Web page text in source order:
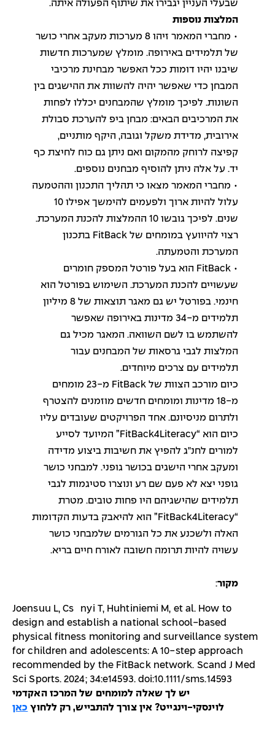
שבעלי העניין יגבירו את שיתוף הפעולה איתה.
המלצות נוספות
• מחברי המאמר זיהו 8 מערכות מעקב אחרי כושר
של תלמידים באירופה. מומלץ שמערכות חדשות
שיבנו יהיו דומות ככל האפשר מבחינת מרכיבי
המבחן כדי שאפשר יהיה להשוות את ההישגים בין
השונות. לפיכך מומלץ שהמבחנים יכללו לפחות
את המרכיבים הבאים: מבחן ביפ להערכת סבולת
אירובית, מדידת משקל וגובה, היקף מותניים,
קפיצה לרוחק מהמקום ואם ניתן גם כוח לחיצת כף
יד. על אלה ניתן להוסיף מבחנים נוספים.
• מחברי המאמר מצאו כי תהליך התכנון וההטמעה
עלול להיות ארוך ולפעמים להימשך אפילו 10
שנים. לפיכך גובשו 10 ההמלצות להכנת המערכת.
רצוי להיוועץ במומחים של FitBack בתכנון
המערכת והטמעתה.
• FitBack הוא בעל פורטל המספק חומרים
שעשויים להכנת המערכת. השימוש בפורטל הוא
חינמי. בפורטל יש גם מאגר תוצאות של 8 מיליון
תלמידים מ-34 מדינות באירופה שאפשר
להשתמש בו לשם השוואה. המאגר מכיל גם
המלצות לגבי גרסאות של המבחנים עבור
תלמידים עם צרכים מיוחדים.
כיום מורכב הצוות של FitBack מ-23 מומחים
מ-18 מדינות ומומחים חדשים מוזמנים להצטרף
ולתרום מניסיונם. אחד הפרויקטים שעובדים עליו
כיום הוא “FitBack4Literacy” המיועד לסייע
למורים לחנ"ג להפיץ את חשיבות ביצוע מדידה
ומעקב אחרי הישגים בכושר גופני. למבחני כושר
גופני יצא לא פעם שם רע ונוצרו סטיגמות לגבי
תלמידים שהישגיהם היו פחות טובים. מטרת
“FitBack4Literacy” הוא להיאבק בדעות הקדומות
האלה ולשכנע את כל הגורמים שלמבחני כושר
עשויה להיות תרומה חשובה לאורח חיים בריא.
מקור:
Joensuu L, Csányi T, Huhtiniemi M, et al. How to
design and establish a national school-based
physical fitness monitoring and surveillance system
for children and adolescents: A 10-step approach
recommended by the FitBack network. Scand J Med
Sci Sports. 2024; 34:e14593. doi:10.1111/sms.14593
יש לך שאלה למומחים של המרכז האקדמי
לוינסקי-וינגייט? אין צורך להתבייש, רק ללחוץ כאן